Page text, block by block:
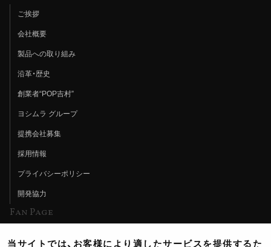
ご挨拶
会社概要
製品への取り組み
沿革・歴史
創業者“POP吉村”
ヨシムラ グループ
提携会社募集
採用情報
プライバシーポリシー
開発協力
Fan Page
当サイトでは、お客様により適したサービスを提供するた